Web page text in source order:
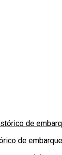
de